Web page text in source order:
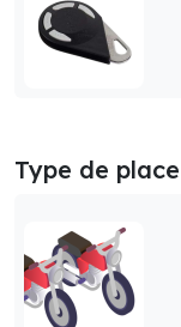
Type de place